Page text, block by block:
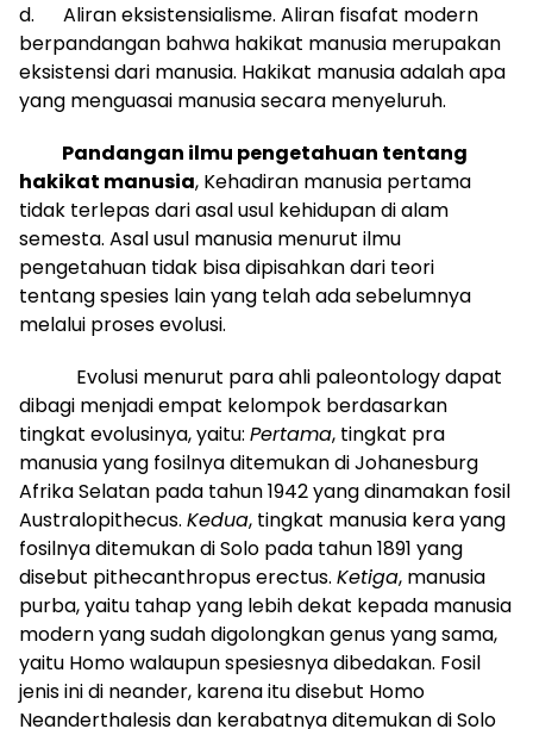
d. Aliran eksistensialisme. Aliran fisafat modern
berpandangan bahwa hakikat manusia merupakan
eksistensi dari manusia. Hakikat manusia adalah apa
yang menguasai manusia secara menyeluruh.
Pandangan ilmu pengetahuan tentang
hakikat manusia, Kehadiran manusia pertama
tidak terlepas dari asal usul kehidupan di alam
semesta. Asal usul manusia menurut ilmu
pengetahuan tidak bisa dipisahkan dari teori
tentang spesies lain yang telah ada sebelumnya
melalui proses evolusi.
Evolusi menurut para ahli paleontology dapat
dibagi menjadi empat kelompok berdasarkan
tingkat evolusinya, yaitu: Pertama, tingkat pra
manusia yang fosilnya ditemukan di Johanesburg
Afrika Selatan pada tahun 1942 yang dinamakan fosil
Australopithecus. Kedua, tingkat manusia kera yang
fosilnya ditemukan di Solo pada tahun 1891 yang
disebut pithecanthropus erectus. Ketiga, manusia
purba, yaitu tahap yang lebih dekat kepada manusia
modern yang sudah digolongkan genus yang sama,
yaitu Homo walaupun spesiesnya dibedakan. Fosil
jenis ini di neander, karena itu disebut Homo
Neanderthalesis dan kerabatnya ditemukan di Solo